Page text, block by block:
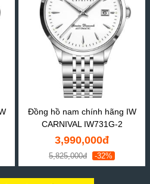
Đồng hồ nam chính hãng IW
CARNIVAL IW731G-2
3,990,000đ
5,825,000đ -32%